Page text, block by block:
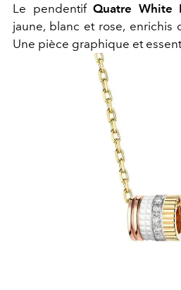
Le pendentif Quatre White
jaune, blanc et rose, enrichis
Une pièce graphique et